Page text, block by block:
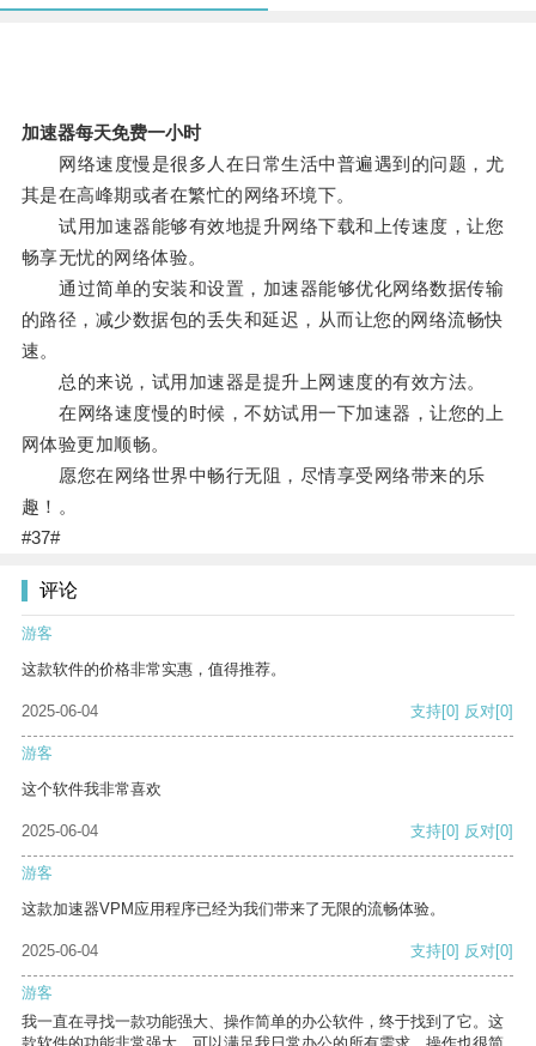
加速器每天免费一小时
网络速度慢是很多人在日常生活中普遍遇到的问题，尤
其是在高峰期或者在繁忙的网络环境下。
试用加速器能够有效地提升网络下载和上传速度，让您
畅享无忧的网络体验。
通过简单的安装和设置，加速器能够优化网络数据传输
的路径，减少数据包的丢失和延迟，从而让您的网络流畅快
速。
总的来说，试用加速器是提升上网速度的有效方法。
在网络速度慢的时候，不妨试用一下加速器，让您的上
网体验更加顺畅。
愿您在网络世界中畅行无阻，尽情享受网络带来的乐
趣！。
#37#
评论
游客
这款软件的价格非常实惠，值得推荐。
2025-06-04 支持[0] 反对[0]
游客
这个软件我非常喜欢
2025-06-04 支持[0] 反对[0]
游客
这款加速器VPM应用程序已经为我们带来了无限的流畅体验。
2025-06-04 支持[0] 反对[0]
游客
我一直在寻找一款功能强大、操作简单的办公软件，终于找到了它。这